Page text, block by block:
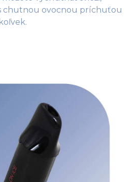
chutnou ovocnou príchuťou